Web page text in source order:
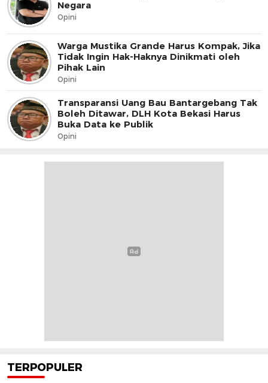
Negara
Opini
Warga Mustika Grande Harus Kompak, Jika
Tidak Ingin Hak-Haknya Dinikmati oleh
Pihak Lain
Opini
Transparansi Uang Bau Bantargebang Tak
Boleh Ditawar, DLH Kota Bekasi Harus
Buka Data ke Publik
Opini
TERPOPULER